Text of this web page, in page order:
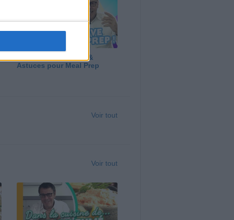
Panga, Huile d'Olive &
Astuces pour Meal Prep
Voir tout
Voir tout